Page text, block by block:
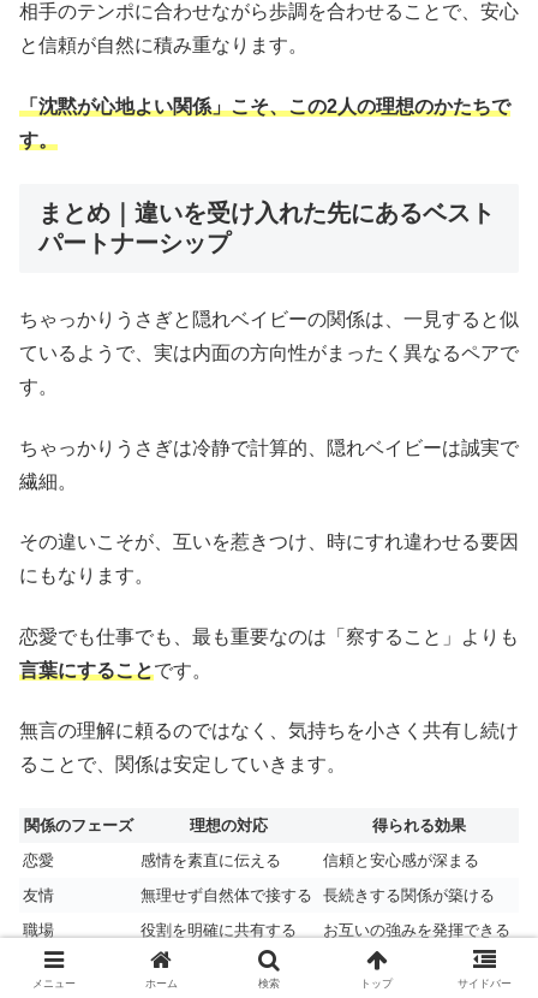
相手のテンポに合わせながら歩調を合わせることで、安心
と信頼が自然に積み重なります。
「沈黙が心地よい関係」こそ、この2人の理想のかたちで
す。
まとめ｜違いを受け入れた先にあるベスト
パートナーシップ
ちゃっかりうさぎと隠れベイビーの関係は、一見すると似
ているようで、実は内面の方向性がまったく異なるペアで
す。
ちゃっかりうさぎは冷静で計算的、隠れベイビーは誠実で
繊細。
その違いこそが、互いを惹きつけ、時にすれ違わせる要因
にもなります。
恋愛でも仕事でも、最も重要なのは「察すること」よりも
言葉にすることです。
無言の理解に頼るのではなく、気持ちを小さく共有し続け
ることで、関係は安定していきます。
関係のフェーズ 理想の対応
得られる効果
恋愛
感情を素直に伝える
信頼と安心感が深まる
友情
無理せず自然体で接する
長続きする関係が築ける
職場
役割を明確に共有する お互いの強みを発揮できる
そして、相性を良くする最も確実な方法は、 相手の弱点を
メニュー ホーム 検索 トップ サイドバー